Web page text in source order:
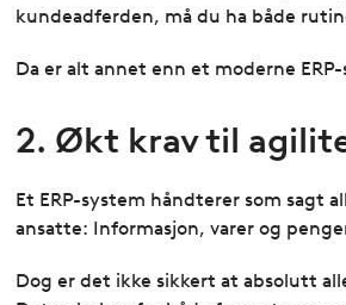
kundeadferden, må du ha både
Da er alt annet enn et moderne
2. Økt krav til
Et ERP-system håndterer som sagt
ansatte: Informasjon, varer og
Dog er det ikke sikkert at absolutt